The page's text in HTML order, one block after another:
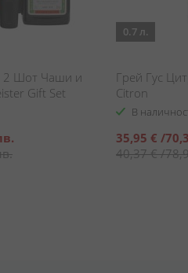
2 Шот Чаши и
Gift Set
0.7 л.
Грей Гус
Citron
В
Специална
цена
35,95 € /
40,37 €/